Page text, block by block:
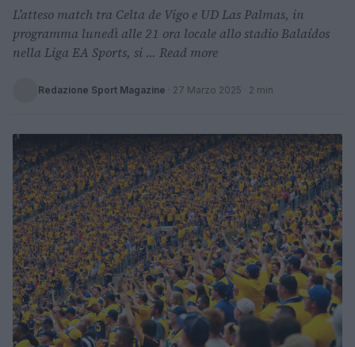
L’atteso match tra Celta de Vigo e UD Las Palmas, in
programma lunedì alle 21 ora locale allo stadio Balaídos
nella Liga EA Sports, si ... Read more
Redazione Sport Magazine · 27 Marzo 2025 · 2 min